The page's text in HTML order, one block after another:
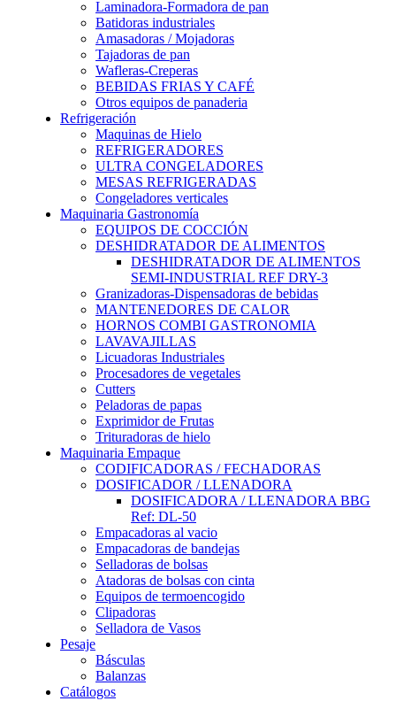
Laminadora-Formadora de pan
Batidoras industriales
Amasadoras / Mojadoras
Tajadoras de pan
Wafleras-Creperas
BEBIDAS FRIAS Y CAFÉ
Otros equipos de panaderia
Refrigeración
Maquinas de Hielo
REFRIGERADORES
ULTRA CONGELADORES
MESAS REFRIGERADAS
Congeladores verticales
Maquinaria Gastronomía
EQUIPOS DE COCCIÓN
DESHIDRATADOR DE ALIMENTOS
DESHIDRATADOR DE ALIMENTOS
SEMI-INDUSTRIAL REF DRY-3
Granizadoras-Dispensadoras de bebidas
MANTENEDORES DE CALOR
HORNOS COMBI GASTRONOMIA
LAVAVAJILLAS
Licuadoras Industriales
Procesadores de vegetales
Cutters
Peladoras de papas
Exprimidor de Frutas
Trituradoras de hielo
Maquinaria Empaque
CODIFICADORAS / FECHADORAS
DOSIFICADOR / LLENADORA
DOSIFICADORA / LLENADORA BBG
Ref: DL-50
Empacadoras al vacio
Empacadoras de bandejas
Selladoras de bolsas
Atadoras de bolsas con cinta
Equipos de termoencogido
Clipadoras
Selladora de Vasos
Pesaje
Básculas
Balanzas
Catálogos